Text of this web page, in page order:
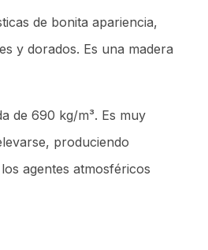
de bonita apariencia,
y dorados. Es una madera
de 690 kg/m³. Es muy
produciendo
agentes atmosféricos